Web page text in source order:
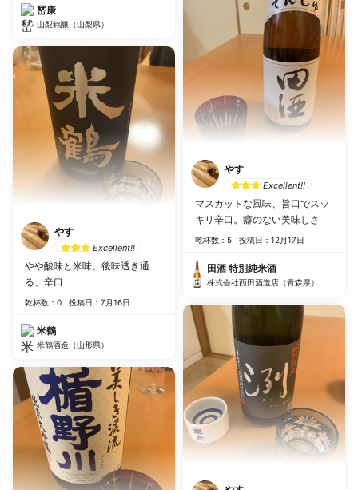
嵆康
山梨銘醸（山梨県）
やす
Excellent!!
やや酸味と米味、後味透き通
る、辛口
乾杯数：0 投稿日：7月16日
米鶴
米鶴酒造（山形県）
やす
Excellent!!
マスカットな風味、旨口でスッ
キリ辛口。癖のない美味しさ
乾杯数：5 投稿日：12月17日
田酒 特別純米酒
株式会社西田酒造店（青森県）